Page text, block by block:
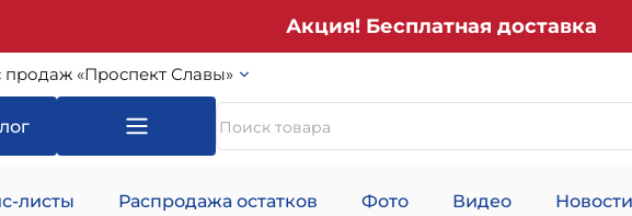
Акция! Бесплатная доставка
«Проспект Славы»
листы Распродажа остатков Фото Видео Новости